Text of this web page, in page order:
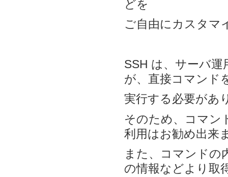
どを
ご自由にカスタマ
SSH は、サーバ
が、直接コマンド
実行する必要があ
そのため、コマン
利用はお勧め出来
また、コマンドの
の情報などより取